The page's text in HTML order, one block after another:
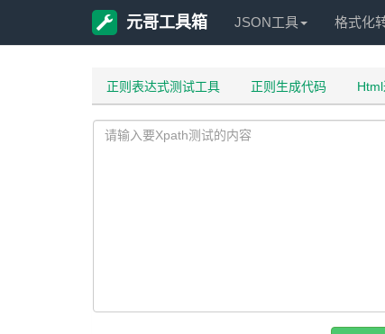
元哥工具箱 JSON工具 格式化
正则表达式测试工具 正则生成代码